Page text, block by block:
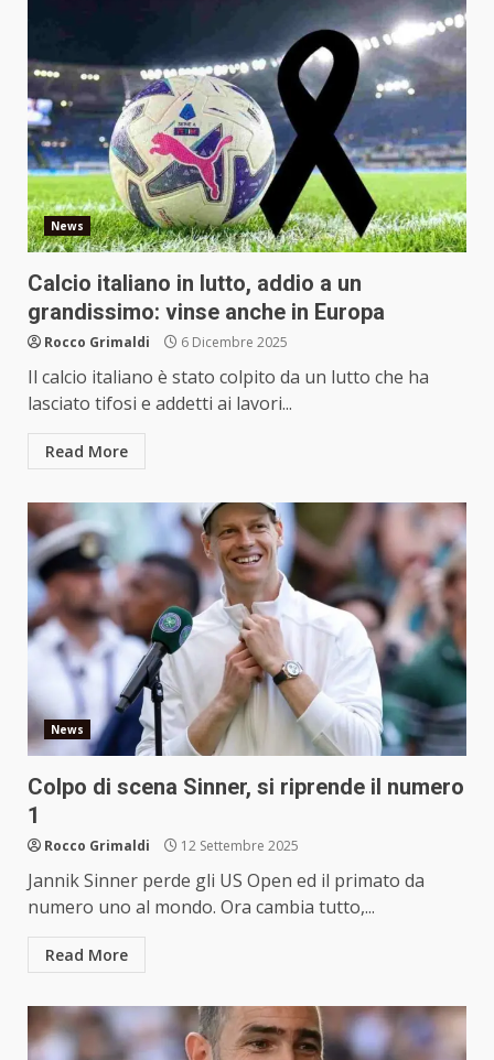
News
Calcio italiano in lutto, addio a un
grandissimo: vinse anche in Europa
Rocco Grimaldi 6 Dicembre 2025
Il calcio italiano è stato colpito da un lutto che ha
lasciato tifosi e addetti ai lavori...
Read More
News
Colpo di scena Sinner, si riprende il numero
1
Rocco Grimaldi 12 Settembre 2025
Jannik Sinner perde gli US Open ed il primato da
numero uno al mondo. Ora cambia tutto,...
Read More